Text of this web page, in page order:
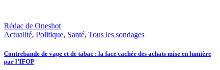
Rédac de Oneshot
Actualité, Politique, Santé, Tous les sondages
Contrebande de vape et de tabac : la face cachée des achats mise en lumière
par l’IFOP